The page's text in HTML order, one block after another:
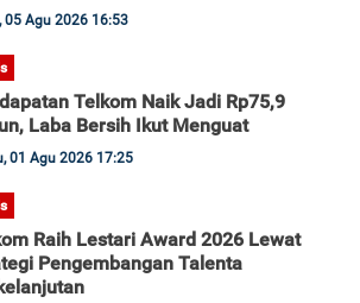
05 Agu 2026 16:53
Telkom Naik Jadi Rp75,9
Laba Bersih Ikut Menguat
01 Agu 2026 17:25
Raih Lestari Award 2026 Lewat
Pengembangan Talenta